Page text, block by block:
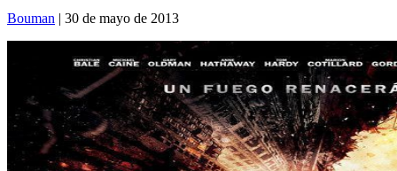
Bouman | 30 de mayo de 2013